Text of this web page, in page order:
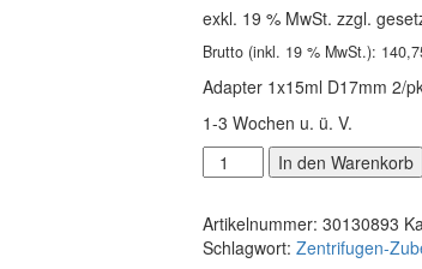
war:
124,50 €
ist:
118,28 €.
exkl. 19 % MwSt. zzgl.
Brutto (inkl. 19 % MwSt.):
Adapter 1x15ml D17mm 2/
1-3 Wochen u. ü. V.
OHAUS
Adapter
D17mm
2/pk
In den Warenkorb
Artikelnummer: 30130893
Schlagwort: Zentrifugen-